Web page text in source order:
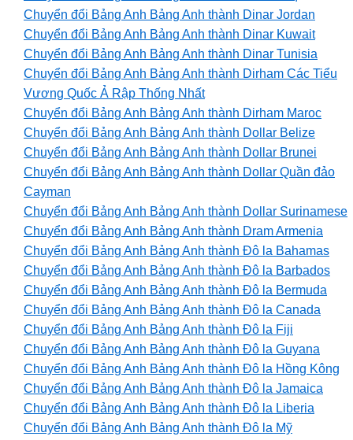
Chuyển đổi Bảng Anh Bảng Anh thành Dinar Jordan
Chuyển đổi Bảng Anh Bảng Anh thành Dinar Kuwait
Chuyển đổi Bảng Anh Bảng Anh thành Dinar Tunisia
Chuyển đổi Bảng Anh Bảng Anh thành Dirham Các Tiểu
Vương Quốc Ả Rập Thống Nhất
Chuyển đổi Bảng Anh Bảng Anh thành Dirham Maroc
Chuyển đổi Bảng Anh Bảng Anh thành Dollar Belize
Chuyển đổi Bảng Anh Bảng Anh thành Dollar Brunei
Chuyển đổi Bảng Anh Bảng Anh thành Dollar Quần đảo
Cayman
Chuyển đổi Bảng Anh Bảng Anh thành Dollar Surinamese
Chuyển đổi Bảng Anh Bảng Anh thành Dram Armenia
Chuyển đổi Bảng Anh Bảng Anh thành Đô la Bahamas
Chuyển đổi Bảng Anh Bảng Anh thành Đô la Barbados
Chuyển đổi Bảng Anh Bảng Anh thành Đô la Bermuda
Chuyển đổi Bảng Anh Bảng Anh thành Đô la Canada
Chuyển đổi Bảng Anh Bảng Anh thành Đô la Fiji
Chuyển đổi Bảng Anh Bảng Anh thành Đô la Guyana
Chuyển đổi Bảng Anh Bảng Anh thành Đô la Hồng Kông
Chuyển đổi Bảng Anh Bảng Anh thành Đô la Jamaica
Chuyển đổi Bảng Anh Bảng Anh thành Đô la Liberia
Chuyển đổi Bảng Anh Bảng Anh thành Đô la Mỹ